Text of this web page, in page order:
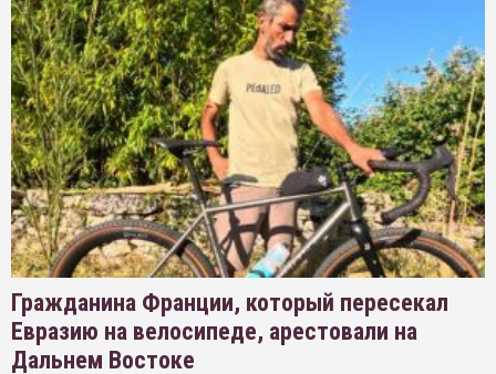
Гражданина Франции, который пересекал
Евразию на велосипеде, арестовали на
Дальнем Востоке